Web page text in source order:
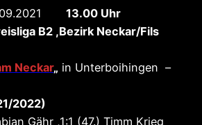
13.00 Uhr
B2 ,Bezirk Neckar/Fils
Neckar„ in Unterboihingen –
2022)
Gähr ,1:1 (47.) Timm Krieg